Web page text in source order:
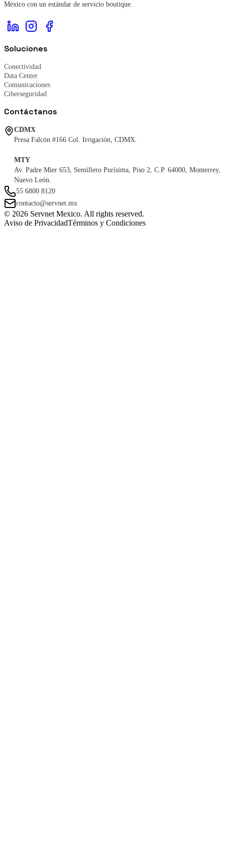
México con un estándar de servicio boutique.
Soluciones
Conectividad
Data Center
Comunicaciones
Ciberseguridad
Contáctanos
CDMX
Presa Falcón #166 Col. Irrigación, CDMX.
MTY
Av. Padre Mier 653, Semillero Purísima, Piso 2, C.P. 64000, Monterrey,
Nuevo León.
55 6800 8120
contacto@servnet.mx
© 2026 Servnet Mexico. All rights reserved.
Aviso de PrivacidadTérminos y Condiciones